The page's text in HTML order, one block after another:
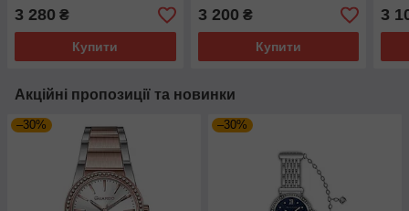
3 280 ₴
Купити
3 200 ₴
Купити
3
Акційні пропозиції та новинки
–30% –30%